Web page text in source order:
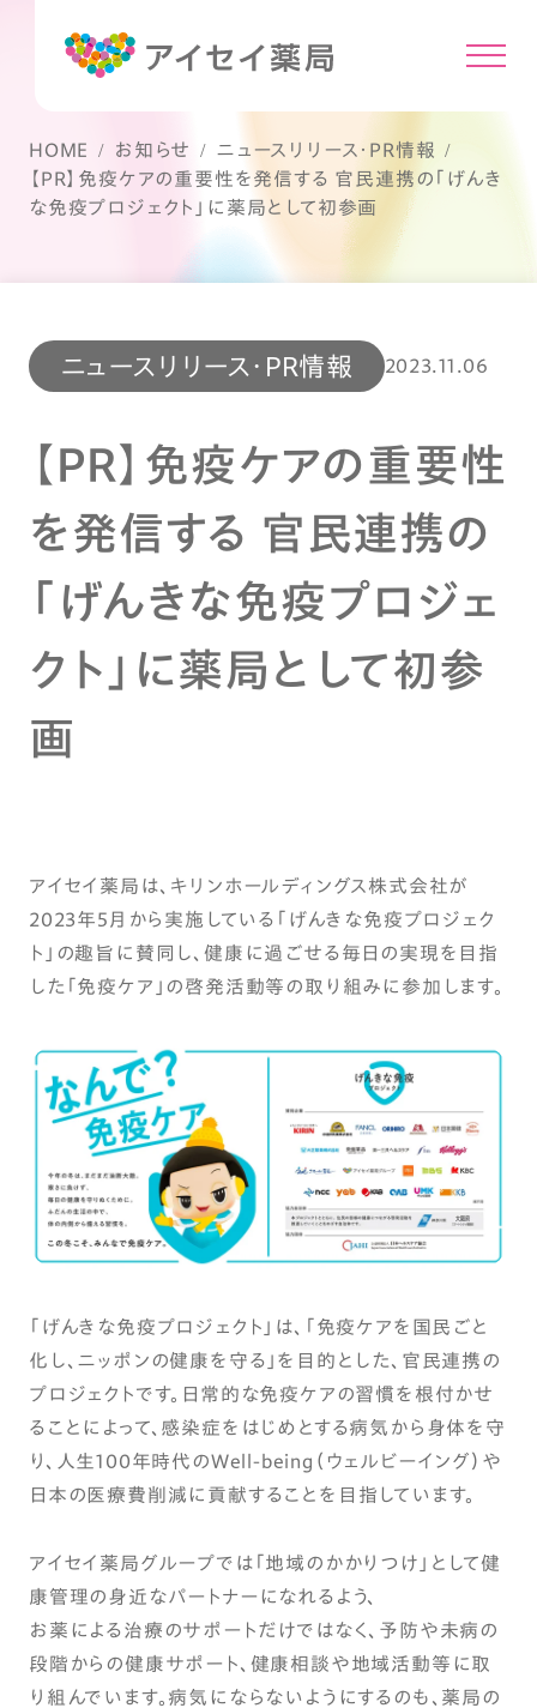
HOME お知らせ
ニュースリリース・PR情報
【PR】免疫ケアの重要性を発信する 官民連携の「げんき
な免疫プロジェクト」に薬局として初参画
ニュースリリース・PR情報 2023.11.06
【PR】免疫ケアの重要性
を発信する 官民連携の
「げんきな免疫プロジェ
クト」に薬局として初参
画
アイセイ薬局は、キリンホールディングス株式会社が
2023年5月から実施している「げんきな免疫プロジェク
ト」の趣旨に賛同し、健康に過ごせる毎日の実現を目指
した「免疫ケア」の啓発活動等の取り組みに参加します。
「げんきな免疫プロジェクト」は、「免疫ケアを国民ごと
化し、ニッポンの健康を守る｣を目的とした､官民連携の
プロジェクトです。日常的な免疫ケアの習慣を根付かせ
ることによって、感染症をはじめとする病気から身体を守
り、人生100年時代のWell-being（ウェルビーイング）や
日本の医療費削減に貢献することを目指しています。
アイセイ薬局グループでは「地域のかかりつけ」として健
康管理の身近なパートナーになれるよう、
お薬による治療のサポートだけではなく、予防や未病の
段階からの健康サポート、健康相談や地域活動等に取
り組んでいます。病気にならないようにするのも、薬局の